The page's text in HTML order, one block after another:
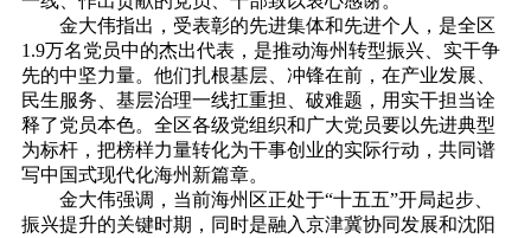
金大伟指出，受表彰的先进集体和先进个人，是全区
1.9万名党员中的杰出代表，是推动海州转型振兴、实干争
先的中坚力量。他们扎根基层、冲锋在前，在产业发展、
民生服务、基层治理一线扛重担、破难题，用实干担当诠
释了党员本色。全区各级党组织和广大党员要以先进典型
为标杆，把榜样力量转化为干事创业的实际行动，共同谱
写中国式现代化海州新篇章。
金大伟强调，当前海州区正处于“十五五”开局起步、
振兴提升的关键时期，同时是融入京津冀协同发展和沈阳